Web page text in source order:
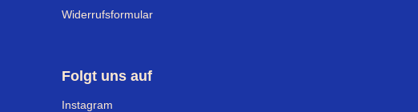
Widerrufsformular
Folgt uns auf
Instagram